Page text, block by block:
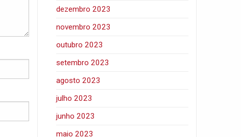
dezembro 2023
novembro 2023
outubro 2023
setembro 2023
agosto 2023
julho 2023
junho 2023
maio 2023